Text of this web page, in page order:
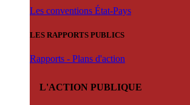
Les conventions État-Pays
LES RAPPORTS PUBLICS
Rapports - Plans d'action
L'ACTION PUBLIQUE